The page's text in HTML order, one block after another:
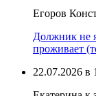
Егоров
Должник не
проживает
22.07.2026 в